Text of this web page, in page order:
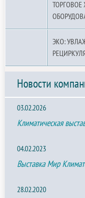
ЭКО:
Новости
03.02.2026
Климатическая
04.02.2023
Выставка Мир
28.02.2020